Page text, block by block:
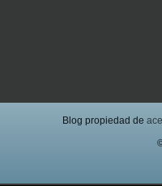
Blog propiedad de